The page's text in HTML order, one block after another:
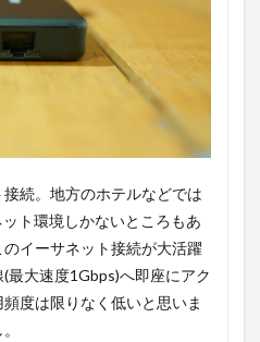
続。地方のホテルなどでは
ト環境しかないところもあ
イーサネット接続が大活躍
最大速度1Gbps)へ即座にアク
度は限りなく低いと思いま